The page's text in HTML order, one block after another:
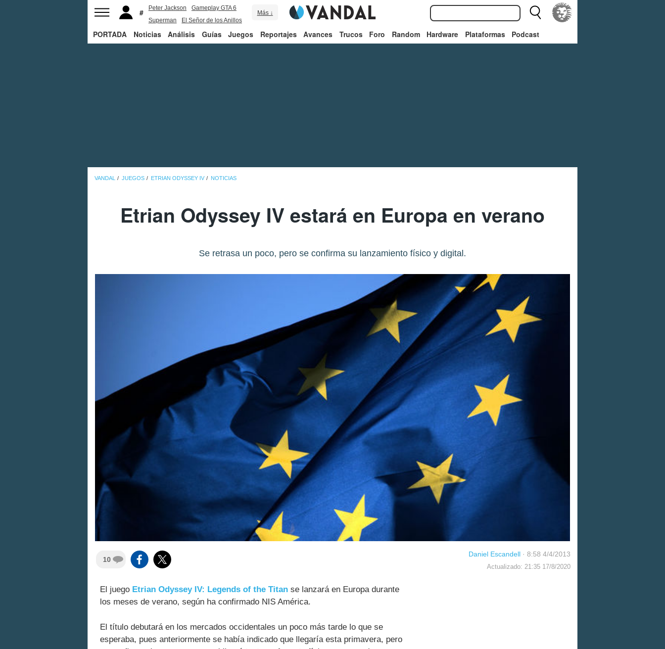
Peter Jackson
Gameplay GTA 6
Superman
El Señor de los Anillos
Más ↓
PORTADA Noticias Análisis Guías Juegos Reportajes Avances Trucos Foro Random Hardware Plataformas Podcast
VANDAL JUEGOS ETRIAN ODYSSEY IV NOTICIAS
Etrian Odyssey IV estará en Europa en verano
Se retrasa un poco, pero se confirma su lanzamiento físico y digital.
10
Daniel Escandell · 8:58 4/4/2013
Actualizado: 21:35 17/8/2020
El juego Etrian Odyssey IV: Legends of the Titan se lanzará en Europa durante
los meses de verano, según ha confirmado NIS América.
El título debutará en los mercados occidentales un poco más tarde lo que se
esperaba, pues anteriormente se había indicado que llegaría esta primavera, pero